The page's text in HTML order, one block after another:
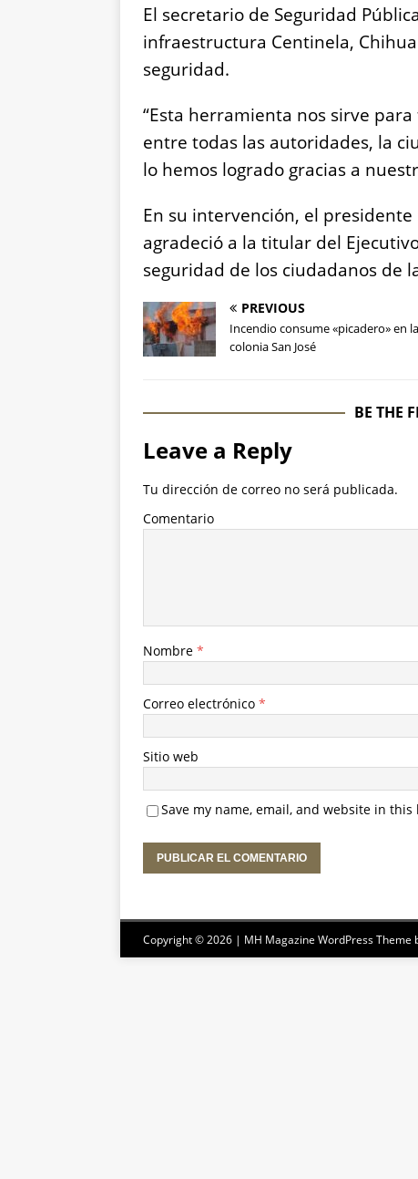
El secretario de Seguridad
infraestructura Centinela,
seguridad.
“Esta herramienta nos sirve
entre todas las autoridades, la
lo hemos logrado gracias a
En su intervención, el presidente
agradeció a la titular del
seguridad de los ciudadanos de
PREVIOUS
Incendio consume «picadero» en la
colonia San José
BE THE
Leave a Reply
Tu dirección de correo no será publicada.
Comentario
Nombre *
Correo electrónico *
Sitio web
Save my name, email, and website in
Copyright © 2026 | MH Magazine WordPress Theme